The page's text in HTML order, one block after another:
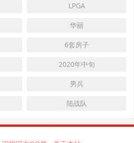
LPGA
华丽
6套房子
2020年中旬
男兵
陆战队